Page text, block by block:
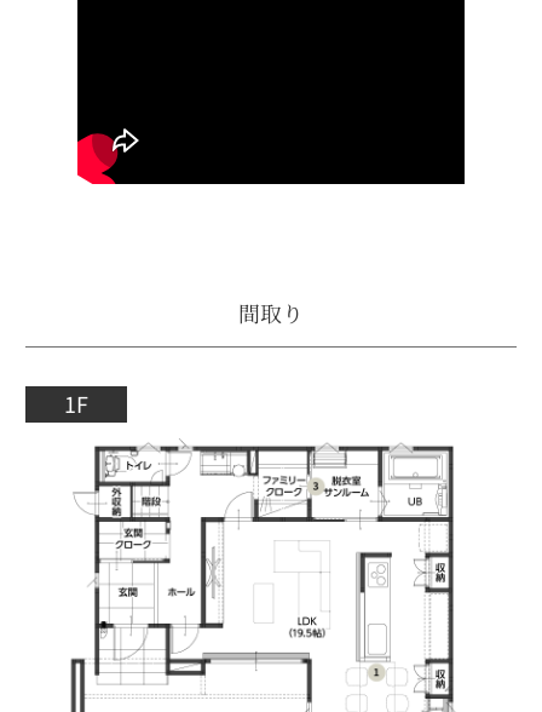
間取り
1F